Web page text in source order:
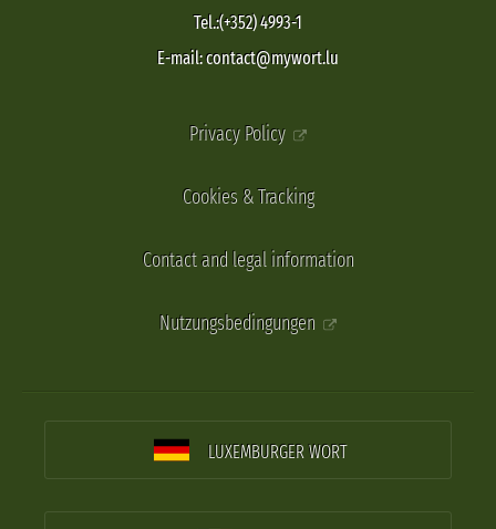
Tel.:(+352) 4993-1
E-mail: contact@mywort.lu
Privacy Policy
Cookies & Tracking
Contact and legal information
Nutzungsbedingungen
LUXEMBURGER WORT